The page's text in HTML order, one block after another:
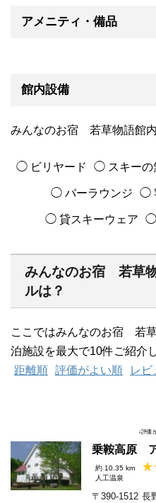
アメニティ・備品
館内設備
みんなのお宿 若草物語館内
◯ ビリヤード ◯ スキーの
◯ バーラウンジ ◯
◯ 貸スキーウェア ◯
みんなのお宿 若草
ルは？
ここではみんなのお宿 若
泊施設を最大で10件ご紹介
距離順 評価がよい順 レビ
↓評価
乗鞍高原
約 10.35 km
人工温泉
〒390-1512 長